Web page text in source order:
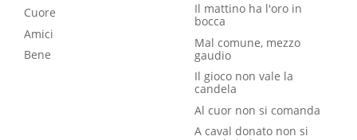
Cuore
Amici
Bene
Il mattino ha l'oro in
bocca
Mal comune, mezzo
gaudio
Il gioco non vale la
candela
Al cuor non si comanda
A caval donato non si